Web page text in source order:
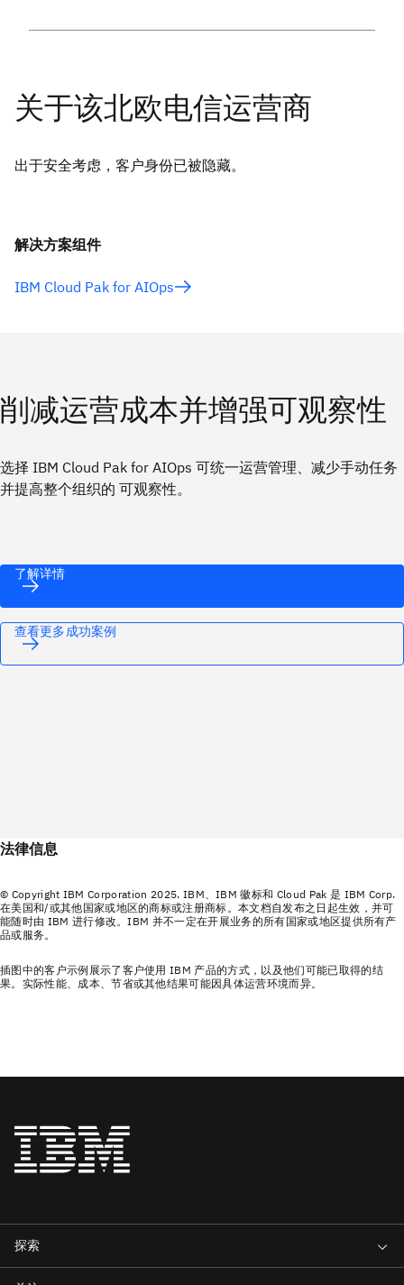
出于安全考虑，客户身份已被隐藏。
解决方案组件
IBM Cloud Pak for AIOps
削减运营成本并增强可观察性
选择 IBM Cloud Pak for AIOps 可统一运营管理、减少手动任务
并提高整个组织的 可观察性。
了解详情
查看更多成功案例
法律信息
© Copyright IBM Corporation 2025. IBM、IBM 徽标和 Cloud Pak 是 IBM Corp.
在美国和/或其他国家或地区的商标或注册商标。本文档自发布之日起生效，并可
能随时由 IBM 进行修改。IBM 并不一定在开展业务的所有国家或地区提供所有产
品或服务。
插图中的客户示例展示了客户使用 IBM 产品的方式，以及他们可能已取得的结
果。实际性能、成本、节省或其他结果可能因具体运营环境而异。